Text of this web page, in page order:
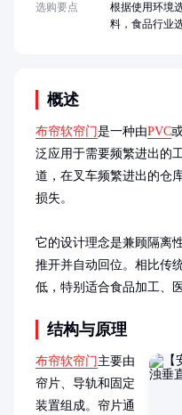
概述
布帘软帘门是一种由PVC
泛应用于需要频繁进出的
道，在叉车频繁进出的仓
损失。
它的设计理念是兼顾隔离
推开并自动回位。相比传
低，特别适合食品加工、
结构与原理
布帘软帘门 主要由
帘片、导轨和固定
装置组成。帘片通
选购要点
根据使用环境
料，食品行业